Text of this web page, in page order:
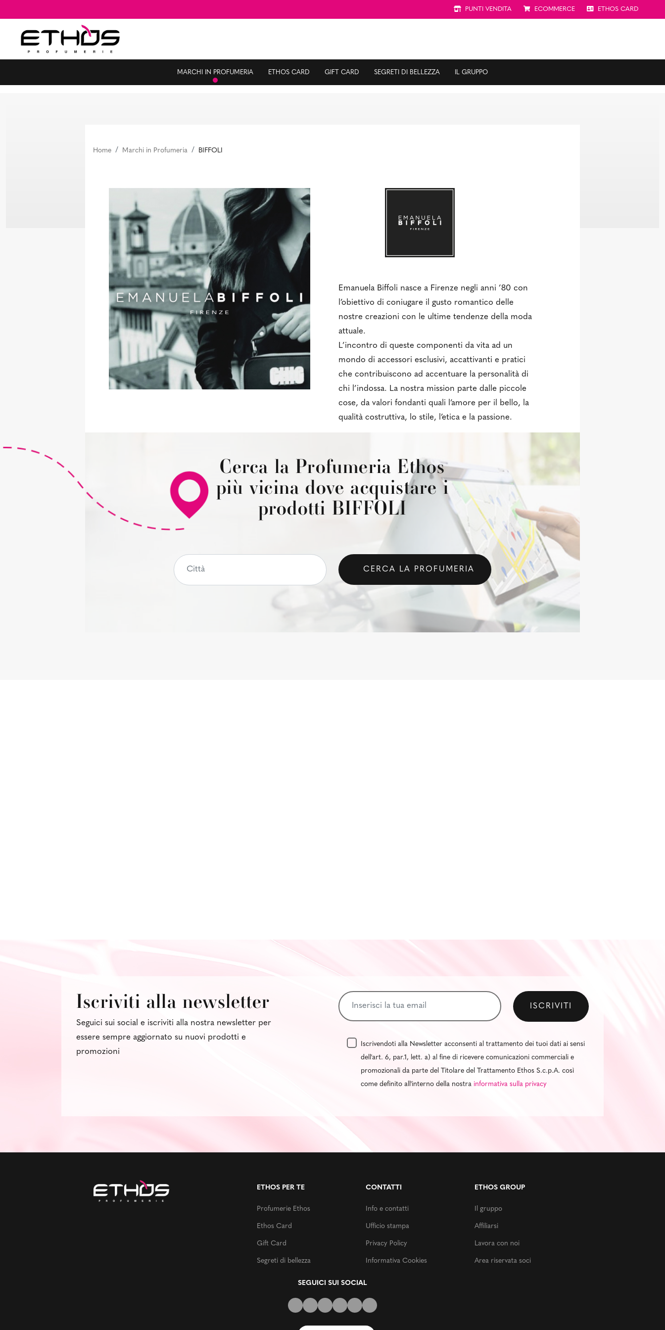
PUNTI VENDITA ECOMMERCE ETHOS CARD
MARCHI IN PROFUMERIA ETHOS CARD GIFT CARD SEGRETI DI BELLEZZA IL GRUPPO
Home Marchi in Profumeria BIFFOLI
Emanuela Biffoli nasce a Firenze negli anni ’80 con
l’obiettivo di coniugare il gusto romantico delle
nostre creazioni con le ultime tendenze della moda
attuale.
L’incontro di queste componenti da vita ad un
mondo di accessori esclusivi, accattivanti e pratici
che contribuiscono ad accentuare la personalità di
chi l’indossa. La nostra mission parte dalle piccole
cose, da valori fondanti quali l’amore per il bello, la
qualità costruttiva, lo stile, l’etica e la passione.
Cerca la Profumeria Ethos
più vicina dove acquistare i
prodotti BIFFOLI
CERCA LA PROFUMERIA
Iscriviti alla newsletter
Seguici sui social e iscriviti alla nostra newsletter per
essere sempre aggiornato su nuovi prodotti e
promozioni
Iscrivendoti alla Newsletter acconsenti al trattamento dei tuoi dati ai sensi
dell'art. 6, par.1, lett. a) al fine di ricevere comunicazioni commerciali e
promozionali da parte del Titolare del Trattamento Ethos S.c.p.A. così
come definito all'interno della nostra informativa sulla privacy
ETHOS PER TE
Profumerie Ethos
Ethos Card
Gift Card
Segreti di bellezza
CONTATTI
Info e contatti
Ufficio stampa
Privacy Policy
Informativa Cookies
ETHOS GROUP
Il gruppo
Affiliarsi
Lavora con noi
Area riservata soci
SEGUICI SUI SOCIAL